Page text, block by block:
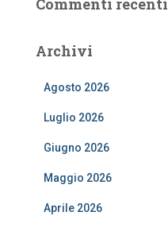
Commenti recenti
Archivi
Agosto 2026
Luglio 2026
Giugno 2026
Maggio 2026
Aprile 2026